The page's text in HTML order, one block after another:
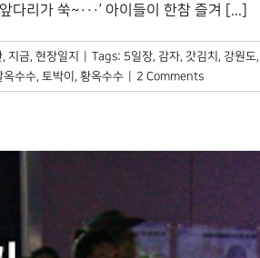
리가 쑥~···’ 아이들이 한참 즐겨 [...]
, 지금, 현장일지 Tags: 5일장, 감자, 갓김치 , 강원도,
옥수수, 토박이 , 황옥수수 2 Comments